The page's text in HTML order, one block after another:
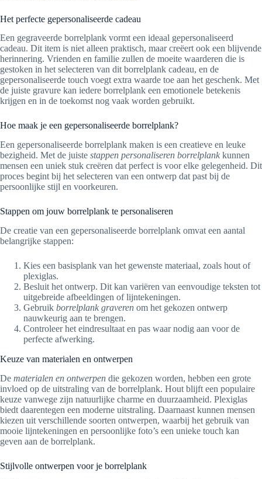
Het perfecte gepersonaliseerde cadeau
Een gegraveerde borrelplank vormt een ideaal gepersonaliseerd
cadeau. Dit item is niet alleen praktisch, maar creëert ook een blijvende
herinnering. Vrienden en familie zullen de moeite waarderen die is
gestoken in het selecteren van dit borrelplank cadeau, en de
gepersonaliseerde touch voegt extra waarde toe aan het geschenk. Met
de juiste gravure kan iedere borrelplank een emotionele betekenis
krijgen en in de toekomst nog vaak worden gebruikt.
Hoe maak je een gepersonaliseerde borrelplank?
Een gepersonaliseerde borrelplank maken is een creatieve en leuke
bezigheid. Met de juiste stappen personaliseren borrelplank kunnen
mensen een uniek stuk creëren dat perfect is voor elke gelegenheid. Dit
proces begint bij het selecteren van een ontwerp dat past bij de
persoonlijke stijl en voorkeuren.
Stappen om jouw borrelplank te personaliseren
De creatie van een gepersonaliseerde borrelplank omvat een aantal
belangrijke stappen:
Kies een basisplank van het gewenste materiaal, zoals hout of
plexiglas.
Besluit het ontwerp. Dit kan variëren van eenvoudige teksten tot
uitgebreide afbeeldingen of lijntekeningen.
Gebruik borrelplank graveren om het gekozen ontwerp
nauwkeurig aan te brengen.
Controleer het eindresultaat en pas waar nodig aan voor de
perfecte afwerking.
Keuze van materialen en ontwerpen
De materialen en ontwerpen die gekozen worden, hebben een grote
invloed op de uitstraling van de borrelplank. Hout blijft een populaire
keuze vanwege zijn natuurlijke charme en duurzaamheid. Plexiglas
biedt daarentegen een moderne uitstraling. Daarnaast kunnen mensen
kiezen uit verschillende soorten ontwerpen, waarbij het gebruik van
mooie lijntekeningen en persoonlijke foto’s een unieke touch kan
geven aan de borrelplank.
Stijlvolle ontwerpen voor je borrelplank